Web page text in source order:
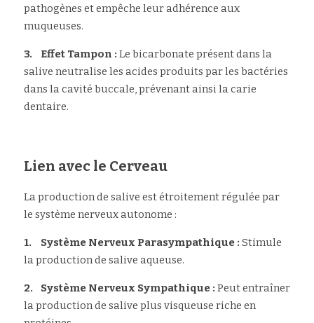
pathogènes et empêche leur adhérence aux
muqueuses.
3.	Effet Tampon : Le bicarbonate présent dans la
salive neutralise les acides produits par les bactéries
dans la cavité buccale, prévenant ainsi la carie
dentaire.
Lien avec le Cerveau
La production de salive est étroitement régulée par
le système nerveux autonome :
1.	Système Nerveux Parasympathique : Stimule
la production de salive aqueuse.
2.	Système Nerveux Sympathique : Peut entraîner
la production de salive plus visqueuse riche en